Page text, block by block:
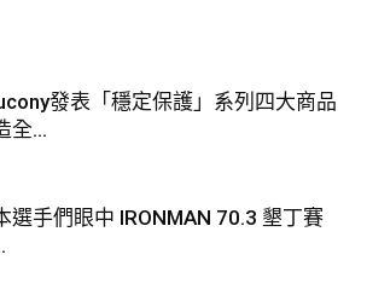
發表「穩定保護」系列四大商品
全...
選手們眼中 IRONMAN 70.3 墾丁賽